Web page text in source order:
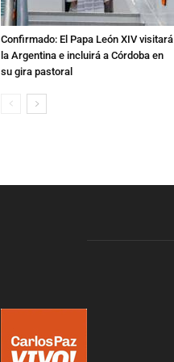
Confirmado: El Papa León XIV visitará
la Argentina e incluirá a Córdoba en
su gira pastoral